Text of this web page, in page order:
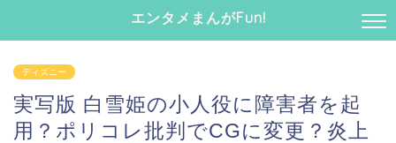
エンタメまんがFun!
ディズニー
実写版 白雪姫の小人役に障害者を起
用？ポリコレ批判でCGに変更？炎上